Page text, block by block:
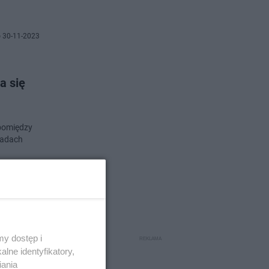
30-11-2023
się
dostęp i
identyfikatory,